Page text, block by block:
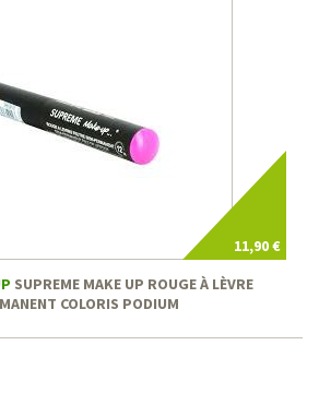
11,90 €
SUPREME MAKE UP ROUGE À LÈVRE
COLORIS PODIUM